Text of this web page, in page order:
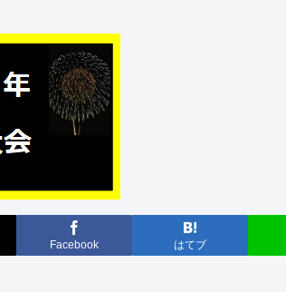
Facebook はてブ